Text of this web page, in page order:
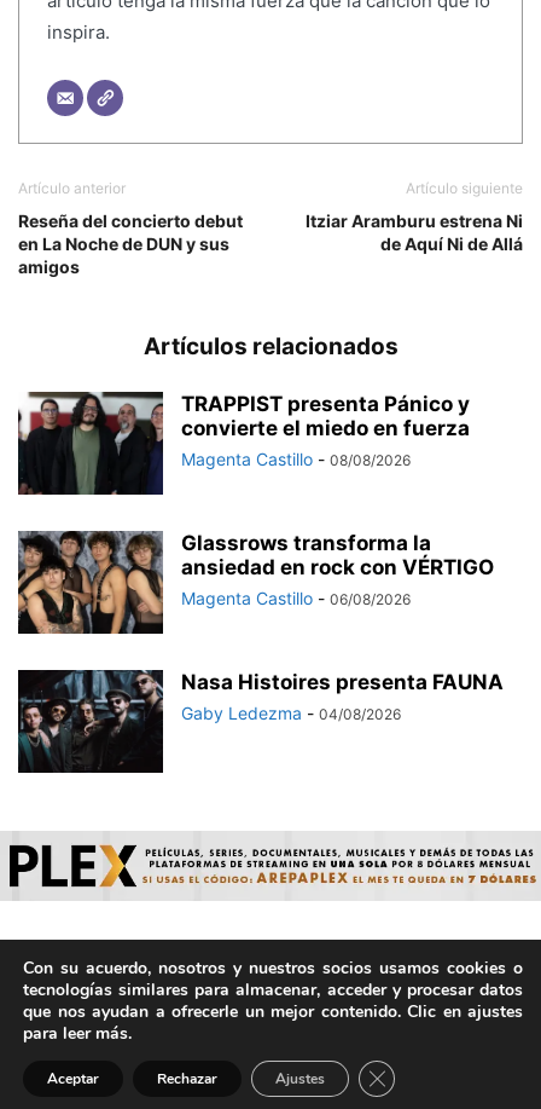
inspira.
Artículo anterior
Reseña del concierto debut
en La Noche de DUN y sus
amigos
Artículo siguiente
Itziar Aramburu estrena Ni
de Aquí Ni de Allá
Artículos relacionados
TRAPPIST presenta Pánico y
convierte el miedo en fuerza
Magenta Castillo - 08/08/2026
Glassrows transforma la
ansiedad en rock con VÉRTIGO
Magenta Castillo - 06/08/2026
Nasa Histoires presenta FAUNA
Gaby Ledezma - 04/08/2026
© ArepaVolatil.Com 2021-2025 - Hecho por humanos, no por
IA. | Todos los derechos reservados.
Con su acuerdo, nosotros y nuestros socios usamos cookies o
tecnologías similares para almacenar, acceder y procesar datos
que nos ayudan a ofrecerle un mejor contenido. Clic en ajustes
para leer más.
Aceptar Rechazar Ajustes Cerrar el banner de